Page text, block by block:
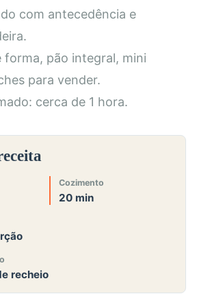
com antecedência e
forma, pão integral, mini
para vender.
cerca de 1 hora.
Cozimento
20 min
recheio